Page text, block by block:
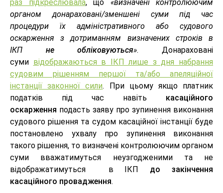
раз підкреслювала, що «визначені контролюючим
органом донараховані/зменшені суми під час
процедури їх адміністративного або судового
оскарження з дотриманням визначених строків в
ІКП не обліковуються». Донараховані
суми відображаються в ІКП лише з дня набрання
судовим рішенням першої та/або апеляційної
інстанції законної сили. При цьому якщо платник
податків під час навіть касаційного
оскарження подасть заяву про зупинення виконання
судового рішення та судом касаційної інстанції буде
постановлено ухвалу про зупинення виконання
такого рішення, то визначені контролюючим органом
суми вважатимуться неузгодженими та не
відображатимуться в ІКП до закінчення
касаційного провадження.